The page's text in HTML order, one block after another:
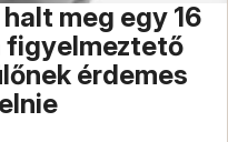
meg egy 16
figyelmeztető
érdemes